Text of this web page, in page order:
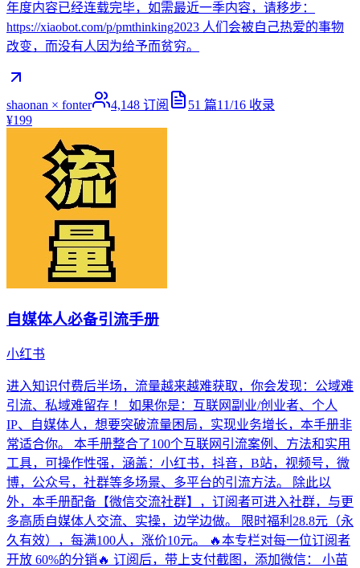
年度内容已经连载完毕，如需最近一季内容，请移步：
https://xiaobot.com/p/pmthinking2023 人们会被自己热爱的事物
改变，而没有人因为给予而贫穷。
shaonan × fonter 4,148 订阅 51 篇11/16 收录
¥199
自媒体人必备引流手册
小红书
进入知识付费后半场，流量越来越难获取，你会发现：公域难
引流、私域难留存 ！ 如果你是：互联网副业/创业者、个人
IP、自媒体人，想要突破流量困局，实现业务增长，本手册非
常适合你。 本手册整合了100个互联网引流案例、方法和实用
工具，可操作性强，涵盖：小红书，抖音，B站，视频号，微
博，公众号，社群等多场景、多平台的引流方法。 除此以
外，本手册配备【微信交流社群】，订阅者可进入社群，与更
多高质自媒体人交流、实操，边学边做。 限时福利28.8元（永
久有效），每满100人，涨价10元。 🔥本专栏对每一位订阅者
开放 60%的分销🔥 订阅后，带上支付截图，添加微信： 小苗